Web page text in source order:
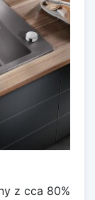
z cca 80%